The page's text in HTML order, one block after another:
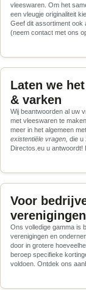
vleeswaren. Om het
een vleugje originaliteit
Geef dit assortiment ook
(neem contact met ons
Laten we
& varken
Wij beantwoorden al uw
met vleeswaren te
meer in het algemeen
existentiële vragen, die u
Directos.eu u antwoordt!
Voor
verenigingen
Ons volledige gamma is
verenigingen en
door in grotere
beroep specifieke
voldoen. Ontdek ons